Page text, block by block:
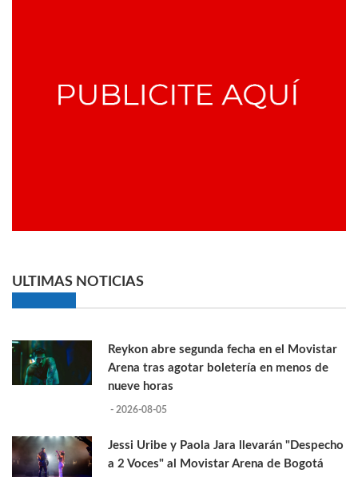
ULTIMAS NOTICIAS
Reykon abre segunda fecha en el Movistar
Arena tras agotar boletería en menos de
nueve horas
- 2026-08-05
Jessi Uribe y Paola Jara llevarán "Despecho
a 2 Voces" al Movistar Arena de Bogotá